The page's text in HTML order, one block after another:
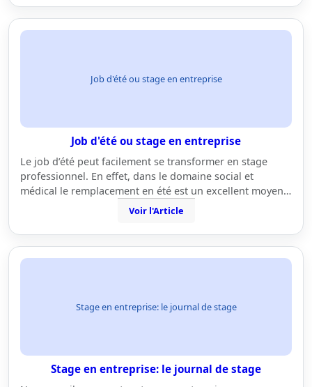
Job d'été ou stage en entreprise
Job d'été ou stage en entreprise
Le job d’été peut facilement se transformer en stage
professionnel. En effet, dans le domaine social et
médical le remplacement en été est un excellent moyen…
Voir l'Article
Stage en entreprise: le journal de stage
Stage en entreprise: le journal de stage